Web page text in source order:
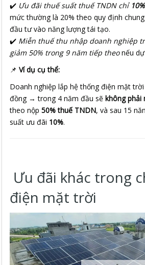
✔️ Ưu đãi thuế suất thuế TNDN chỉ
mức thường là 20% theo quy định
đầu tư vào năng lượng tái tạo.
✔️ Miễn thuế thu nhập doanh nghiệp
giảm 50% trong 9 năm tiếp theonếu
📌Ví dụ cụ thể:
Doanh nghiệp lắp hệ thống điện mặt
đồng → trong 4 năm đầu sẽ không phải
theo nộp50% thuế TNDN, và sau 15
suất ưu đãi 10%.
Ưu đãi khác trong
điện mặt trời